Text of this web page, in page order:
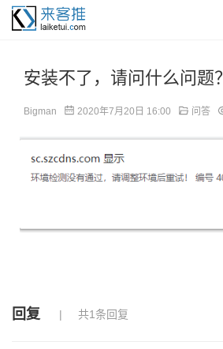
安装不了，请问什么问题？
Bigman 2020年7月20日 16:00 问答
回复 共1条回复